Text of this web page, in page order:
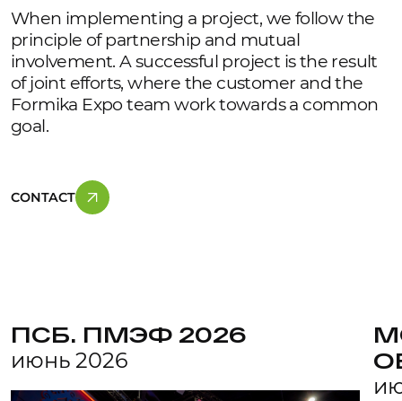
When implementing a project, we follow the
principle of partnership and mutual
involvement. A successful project is the result
of joint efforts, where the customer and the
Formika Expo team work towards a common
goal.
CONTACT
ПСБ. ПМЭФ 2026
июнь 2026